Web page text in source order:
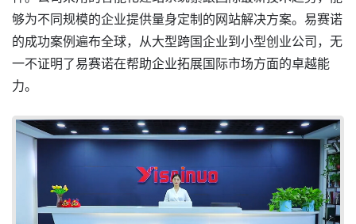
够为不同规模的企业提供量身定制的网站解决方案。易赛诺
的成功案例遍布全球，从大型跨国企业到小型创业公司，无
一不证明了易赛诺在帮助企业拓展国际市场方面的卓越能
力。